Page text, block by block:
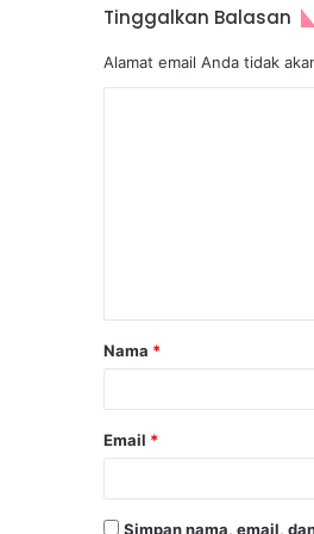
Tinggalkan Balasan
Alamat email Anda tidak
Nama *
Email *
Simpan nama, email,